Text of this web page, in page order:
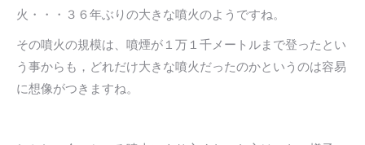
火・・・３６年ぶりの大きな噴火のようですね。
その噴火の規模は、噴煙が１万１千メートルまで登ったとい
う事からも，どれだけ大きな噴火だったのかというのは容易
に想像がつきますね。